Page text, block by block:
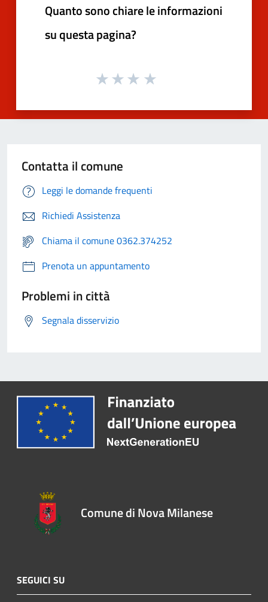
Quanto sono chiare le informazioni
su questa pagina?
Contatta il comune
Leggi le domande frequenti
Richiedi Assistenza
Chiama il comune 0362.374252
Prenota un appuntamento
Problemi in città
Segnala disservizio
Comune di Nova Milanese
SEGUICI SU